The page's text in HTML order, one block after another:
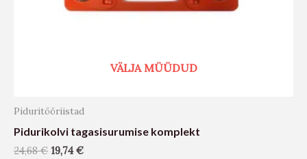
VÄLJA MÜÜDUD
Piduritööriistad
Pidurikolvi tagasisurumise komplekt
24,68€ 19,74€